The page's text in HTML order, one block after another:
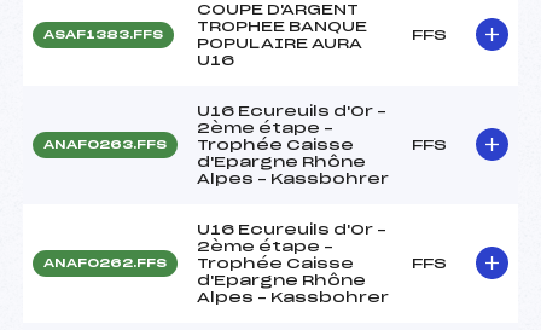
ASAF1383.FFS
COUPE D'ARGENT
TROPHEE BANQUE
POPULAIRE AURA
U16
FFS
ANAF0263.FFS
U16 Ecureuils d'Or –
2ème étape –
Trophée Caisse
d'Epargne Rhône
Alpes – Kassbohrer
FFS
ANAF0262.FFS
U16 Ecureuils d'Or –
2ème étape –
Trophée Caisse
d'Epargne Rhône
Alpes – Kassbohrer
FFS